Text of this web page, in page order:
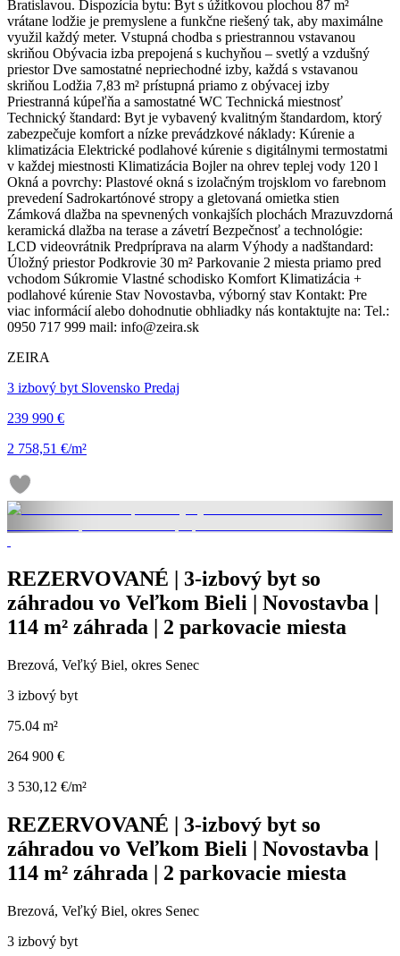
Bratislavou. Dispozícia bytu: Byt s úžitkovou plochou 87 m²
vrátane lodžie je premyslene a funkčne riešený tak, aby maximálne
využil každý meter. Vstupná chodba s priestrannou vstavanou
skriňou Obývacia izba prepojená s kuchyňou – svetlý a vzdušný
priestor Dve samostatné nepriechodné izby, každá s vstavanou
skriňou Lodžia 7,83 m² prístupná priamo z obývacej izby
Priestranná kúpeľňa a samostatné WC Technická miestnosť
Technický štandard: Byt je vybavený kvalitným štandardom, ktorý
zabezpečuje komfort a nízke prevádzkové náklady: Kúrenie a
klimatizácia Elektrické podlahové kúrenie s digitálnymi termostatmi
v každej miestnosti Klimatizácia Bojler na ohrev teplej vody 120 l
Okná a povrchy: Plastové okná s izolačným trojsklom vo farebnom
prevedení Sadrokartónové stropy a gletovaná omietka stien
Zámková dlažba na spevnených vonkajších plochách Mrazuvzdorná
keramická dlažba na terase a závetrí Bezpečnosť a technológie:
LCD videovrátnik Predpríprava na alarm Výhody a nadštandard:
Úložný priestor Podkrovie 30 m² Parkovanie 2 miesta priamo pred
vchodom Súkromie Vlastné schodisko Komfort Klimatizácia +
podlahové kúrenie Stav Novostavba, výborný stav Kontakt: Pre
viac informácií alebo dohodnutie obhliadky nás kontaktujte na: Tel.:
0950 717 999 mail: info@zeira.sk
ZEIRA
3 izbový byt Slovensko Predaj
239 990 €
2 758,51 €/m²
REZERVOVANÉ | 3-izbový byt so
záhradou vo Veľkom Bieli | Novostavba |
114 m² záhrada | 2 parkovacie miesta
Brezová, Veľký Biel, okres Senec
3 izbový byt
75.04 m²
264 900 €
3 530,12 €/m²
REZERVOVANÉ | 3-izbový byt so
záhradou vo Veľkom Bieli | Novostavba |
114 m² záhrada | 2 parkovacie miesta
Brezová, Veľký Biel, okres Senec
3 izbový byt